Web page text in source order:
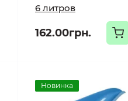
6 литров
162.00грн.
Новинка